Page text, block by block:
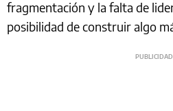
fragmentación y la falta de
posibilidad de construir algo